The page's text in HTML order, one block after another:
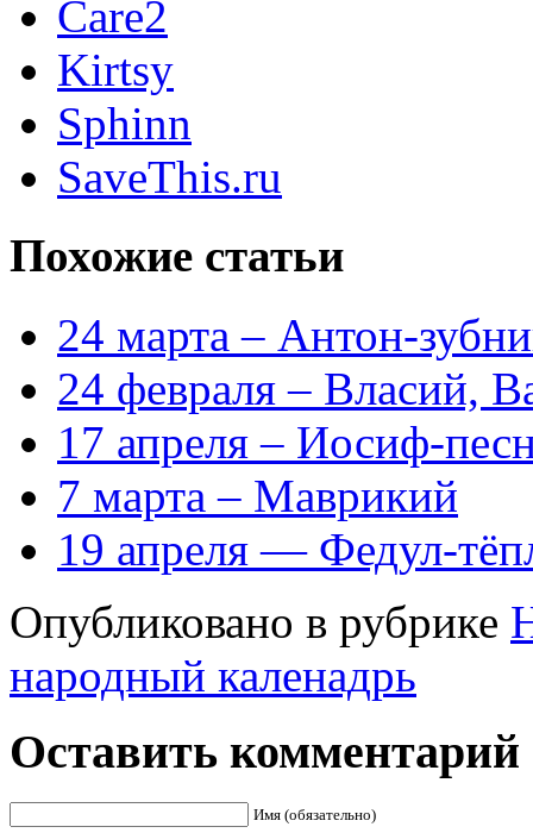
Care2
Kirtsy
Sphinn
SaveThis.ru
Похожие статьи
24 марта – Антон-
24 февраля – Власий,
17 апреля – Иосиф-
7 марта – Маврикий
19 апреля — Федул-
Опубликовано в рубрике
народный каленадрь
Оставить комментарий
Имя (обязательно)